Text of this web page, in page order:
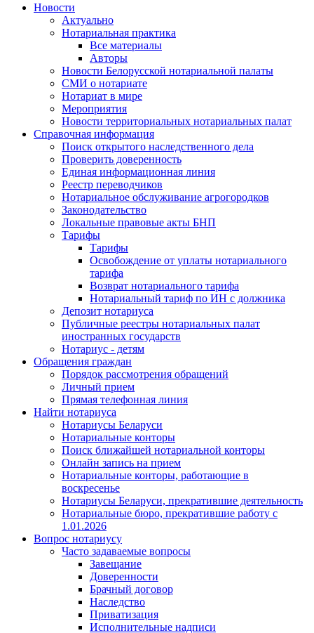
Новости
Актуально
Нотариальная практика
Все материалы
Авторы
Новости Белорусской нотариальной палаты
СМИ о нотариате
Нотариат в мире
Мероприятия
Новости территориальных нотариальных палат
Справочная информация
Поиск открытого наследственного дела
Проверить доверенность
Единая информационная линия
Реестр переводчиков
Нотариальное обслуживание агрогородков
Законодательство
Локальные правовые акты БНП
Тарифы
Тарифы
Освобождение от уплаты нотариального
тарифа
Возврат нотариального тарифа
Нотариальный тариф по ИН с должника
Депозит нотариуса
Публичные реестры нотариальных палат
иностранных государств
Нотариус - детям
Обращения граждан
Порядок рассмотрения обращений
Личный прием
Прямая телефонная линия
Найти нотариуса
Нотариусы Беларуси
Нотариальные конторы
Поиск ближайшей нотариальной конторы
Онлайн запись на прием
Нотариальные конторы, работающие в
воскресенье
Нотариусы Беларуси, прекратившие деятельность
Нотариальные бюро, прекратившие работу с
1.01.2026
Вопрос нотариусу
Часто задаваемые вопросы
Завещание
Доверенности
Брачный договор
Наследство
Приватизация
Исполнительные надписи